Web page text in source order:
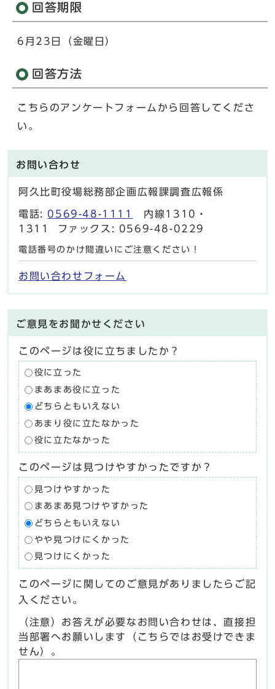
回答期限
6月23日（金曜日）
回答方法
こちらのアンケートフォームから回答してくださ
い。
お問い合わせ
阿久比町役場総務部企画広報課調査広報係
電話: 0569-48-1111
内線1310・
1311 ファックス: 0569-48-0229
電話番号のかけ間違いにご注意ください！
お問い合わせフォーム
ご意見をお聞かせください
このページは役に立ちましたか？
役に立った
まあまあ役に立った
どちらともいえない
あまり役に立たなかった
役に立たなかった
このページは見つけやすかったですか？
見つけやすかった
まあまあ見つけやすかった
どちらともいえない
やや見つけにくかった
見つけにくかった
このページに関してのご意見がありましたらご記
入ください。
（注意）お答えが必要なお問い合わせは、直接担
当部署へお願いします（こちらではお受けできま
せん）。